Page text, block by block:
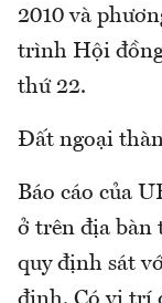
2010 và
trình Hội
thứ 22.
Đất ngoại
Báo cáo của
ở trên địa bàn
quy định sát